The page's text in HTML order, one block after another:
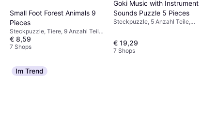
Small Foot Forest Animals 9
Pieces
Steckpuzzle, Tiere, 9 Anzahl Teile,
30x22cm
€ 8,59
7 Shops
Goki Music with Instrument
Sounds Puzzle 5 Pieces
Steckpuzzle, 5 Anzahl Teile,
€ 19,29
7 Shops
Im Trend